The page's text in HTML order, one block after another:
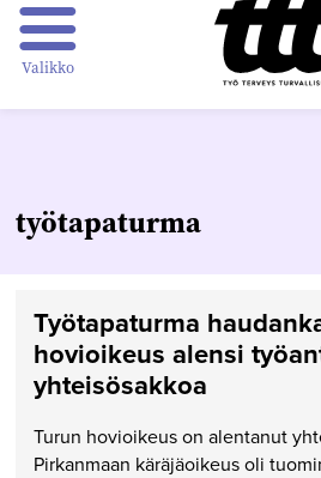
Valikko
työtapaturma
Työtapaturma
hovioikeus alensi
yhteisösakkoa
Turun hovioikeus on alentanut
Pirkanmaan käräjäoikeus oli